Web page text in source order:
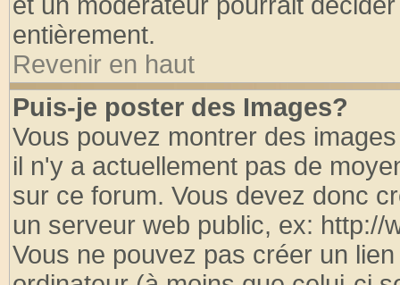
entièrement.
Revenir en haut
Puis-je poster des Images?
Vous pouvez montrer des
il n'y a actuellement pas de
sur ce forum. Vous devez donc
un serveur web public, ex: http://
Vous ne pouvez pas créer un